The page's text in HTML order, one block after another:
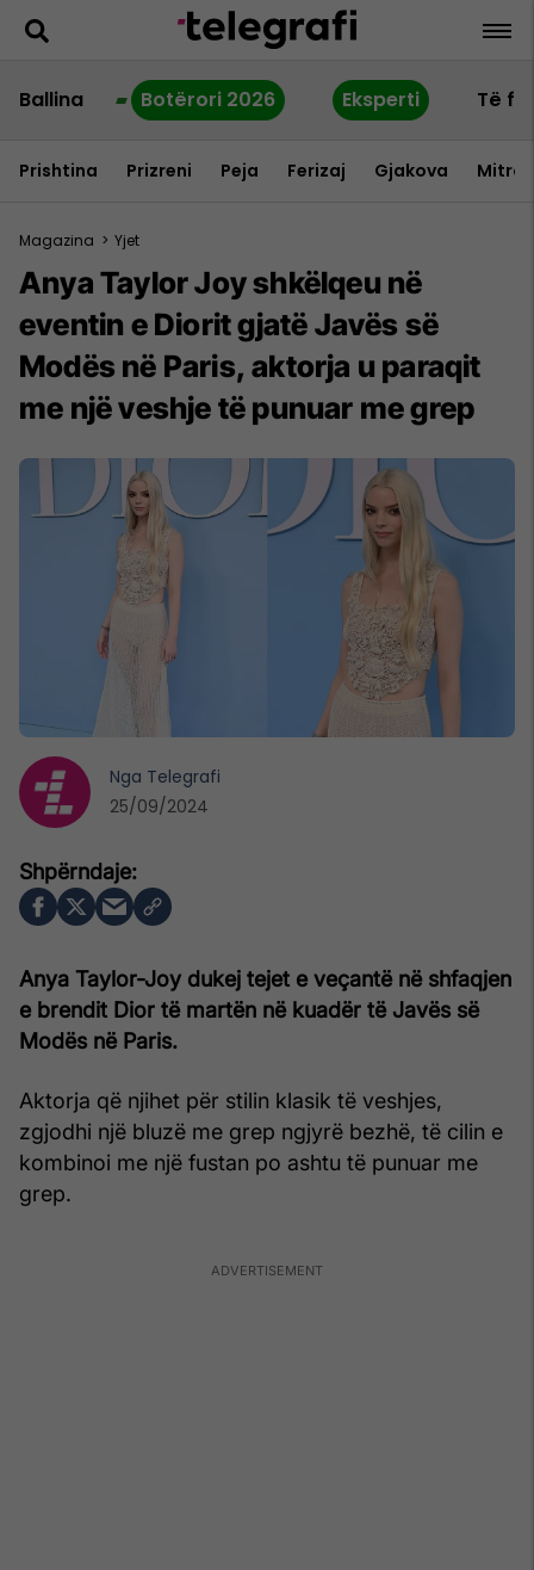
Ballina Botërori 2026 Eksperti Të
Prishtina Prizreni Peja Ferizaj Gjakova
Magazina > Yjet
Anya Taylor Joy shkëlqeu në
eventin e Diorit gjatë Javës së
Modës në Paris, aktorja u paraqit
me një veshje të punuar me grep
Anya Taylor-Joy dukej tejet e veçantë në shfaqjen
e brendit Dior të martën në kuadër të Javës së
Modës në Paris.
Aktorja që njihet për stilin klasik të veshjes,
zgjodhi një bluzë me grep ngjyrë bezhë, të cilin e
kombinoi me një fustan po ashtu të punuar me
grep.
Nga Telegrafi
25/09/2024